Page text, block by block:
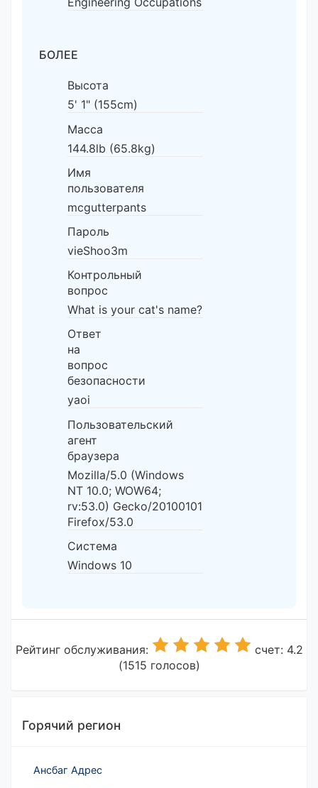
БОЛЕЕ
Высота
5' 1" (155cm)
Масса
144.8lb (65.8kg)
Имя
пользователя
mcgutterpants
Пароль
vieShoo3m
Контрольный
вопрос
What is your cat's name?
Ответ
на
вопрос
безопасности
yaoi
Пользовательский
агент
браузера
Mozilla/5.0 (Windows
NT 10.0; WOW64;
rv:53.0) Gecko/20100101
Firefox/53.0
Система
Windows 10
Рейтинг обслуживания:
счет: 4.2
(1515 голосов)
Горячий регион
Ансбаг Адрес